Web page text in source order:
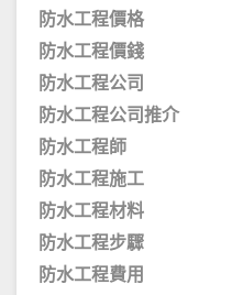
防水工程價格
防水工程價錢
防水工程公司
防水工程公司推介
防水工程師
防水工程施工
防水工程材料
防水工程步驟
防水工程費用